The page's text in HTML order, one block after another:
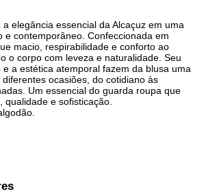
elegância essencial da Alcaçuz em uma
e contemporâneo. Confeccionada em
macio, respirabilidade e conforto ao
o corpo com leveza e naturalidade. Seu
a estética atemporal fazem da blusa uma
ocasiões, do cotidiano às
Um essencial do guarda roupa que
qualidade e sofisticação.